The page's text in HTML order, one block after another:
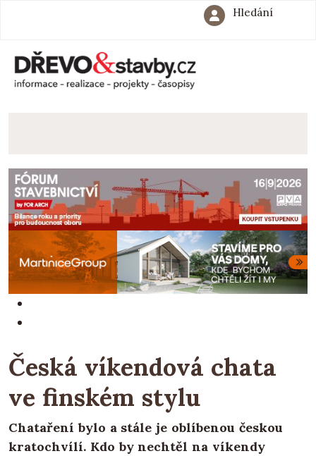
Hledání
Česká víkendová chata
ve finském stylu
Chataření bylo a stále je oblíbenou českou
kratochvílí. Kdo by nechtěl na víkendy